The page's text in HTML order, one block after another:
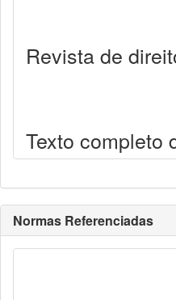
Revista de
Texto completo
Normas Referenciadas